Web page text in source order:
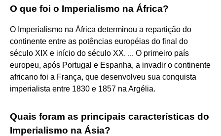
O que foi o Imperialismo na África?
O Imperialismo na África determinou a repartição do
continente entre as potências européias do final do
século XIX e início do século XX. ... O primeiro país
europeu, após Portugal e Espanha, a invadir o continente
africano foi a França, que desenvolveu sua conquista
imperialista entre 1830 e 1857 na Argélia.
Quais foram as principais características do
Imperialismo na Ásia?